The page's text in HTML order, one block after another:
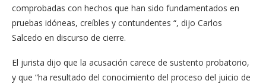
comprobadas con hechos que han sido funda­mentados en
pruebas idó­neas, creíbles y contunden­tes “, dijo Carlos
Salcedo en discurso de cierre.
El jurista dijo que la acusa­ción carece de sustento pro­batorio,
y que “ha resultado del conocimiento del proce­so del juicio de